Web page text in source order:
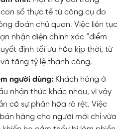
số thực tế từ công cụ đo
đoán chủ quan. Việc liên tục
nhận diện chính xác “điểm
định tối ưu hóa kịp thời, từ
tăng tỷ lệ thành công.
người dùng:Khách hàng ở
nhận thức khác nhau, vì vậy
có sự phân hóa rõ rệt. Việc
hàng cho người mới chỉ vừa